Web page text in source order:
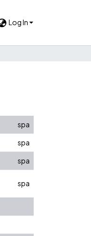
Log In
spa
spa
spa
spa